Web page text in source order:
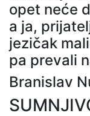
opet neće
a ja,
jezičak
pa prevali
Branislav